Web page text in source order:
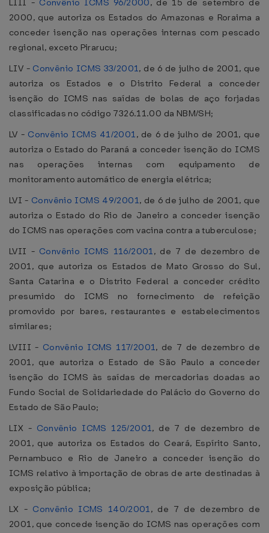
LIII - Convênio ICMS 96/2000, de 15 de setembro de
2000, que autoriza os Estados do Amazonas e Roraima a
conceder isenção nas operações internas com pescado
regional, exceto Pirarucu;
LIV - Convênio ICMS 33/2001, de 6 de julho de 2001, que
autoriza os Estados e o Distrito Federal a conceder
isenção do ICMS nas saídas de bolas de aço forjadas
classificadas no código 7326.11.00 da NBM/SH;
LV - Convênio ICMS 41/2001, de 6 de julho de 2001, que
autoriza o Estado do Paraná a conceder isenção do ICMS
nas operações internas com equipamento de
monitoramento automático de energia elétrica;
LVI - Convênio ICMS 49/2001, de 6 de julho de 2001, que
autoriza o Estado do Rio de Janeiro a conceder isenção
do ICMS nas operações com vacina contra a tuberculose;
LVII - Convênio ICMS 116/2001, de 7 de dezembro de
2001, que autoriza os Estados de Mato Grosso do Sul,
Santa Catarina e o Distrito Federal a conceder crédito
presumido do ICMS no fornecimento de refeição
promovido por bares, restaurantes e estabelecimentos
similares;
LVIII - Convênio ICMS 117/2001, de 7 de dezembro de
2001, que autoriza o Estado de São Paulo a conceder
isenção do ICMS às saídas de mercadorias doadas ao
Fundo Social de Solidariedade do Palácio do Governo do
Estado de São Paulo;
LIX - Convênio ICMS 125/2001, de 7 de dezembro de
2001, que autoriza os Estados do Ceará, Espírito Santo,
Pernambuco e Rio de Janeiro a conceder isenção do
ICMS relativo à importação de obras de arte destinadas à
exposição pública;
LX - Convênio ICMS 140/2001, de 7 de dezembro de
2001, que concede isenção do ICMS nas operações com